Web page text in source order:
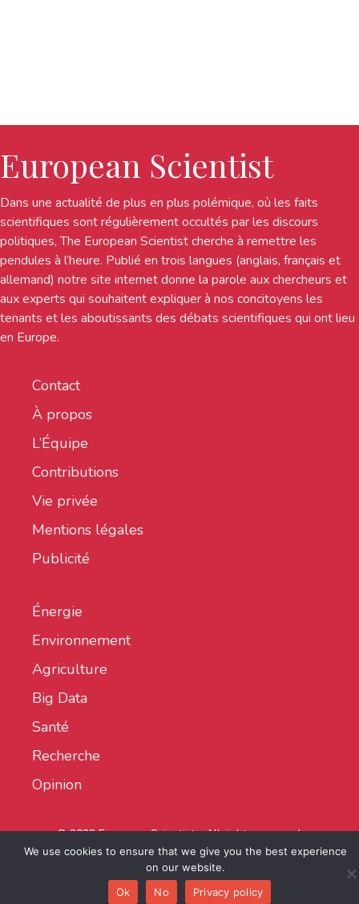
European Scientist
Dans une actualité de plus en plus polémique, où les faits
scientifiques sont régulièrement occultés par les discours
politiques, The European Scientist cherche à remettre les
pendules à l’heure. Publié en trois langues (anglais, français et
allemand) notre site internet donne la parole aux chercheurs et
aux experts qui souhaitent expliquer à nos concitoyens les
tenants et les aboutissants des débats scientifiques qui ont lieu
en Europe.
Contact
À propos
L’Équipe
Contributions
Vie privée
Mentions légales
Publicité
Énergie
Environnement
Agriculture
Big Data
Santé
Recherche
Opinion
© 2022 European Scientist - All rights reserved.
We use cookies to ensure that we give you the best experience
on our website.
Ok
No Privacy policy